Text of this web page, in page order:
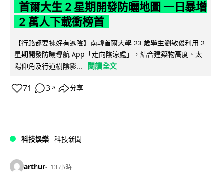
首爾大生 2 星期開發防曬地圖 一日暴增
2 萬人下載衝榜首
【行路都要揀好有遮陰】南韓首爾大學 23 歲學生劉敏俊利用 2
星期開發防曬導航 App「走向陰涼處」，結合建築物高度、太
陽仰角及行道樹陰影...
閱讀全文
71 3 ↗ 分享
科技娛樂 科技新聞
arthur 13 小時